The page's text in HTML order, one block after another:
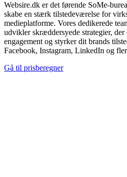
Websire.dk er det førende SoMe-
skabe en stærk tilstedeværelse for
medieplatforme. Vores dedikerede
udvikler skræddersyede strategier,
engagement og styrker dit brands
Facebook, Instagram, LinkedIn og
Gå til prisberegner